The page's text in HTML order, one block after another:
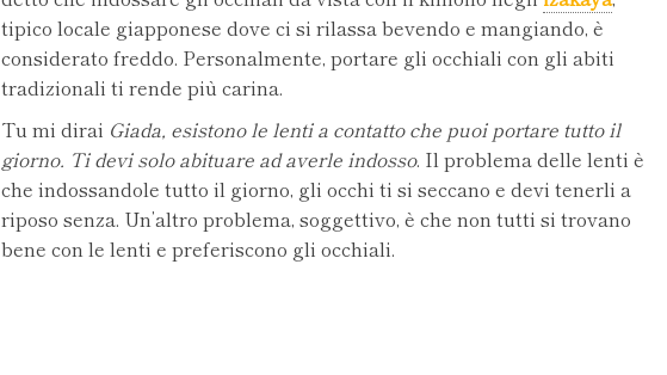
tipico locale giapponese dove ci si rilassa bevendo e mangiando, è
considerato freddo. Personalmente, portare gli occhiali con gli abiti
tradizionali ti rende più carina.
Tu mi dirai Giada, esistono le lenti a contatto che puoi portare tutto il
giorno. Ti devi solo abituare ad averle indosso. Il problema delle lenti è
che indossandole tutto il giorno, gli occhi ti si seccano e devi tenerli a
riposo senza. Un’altro problema, soggettivo, è che non tutti si trovano
bene con le lenti e preferiscono gli occhiali.